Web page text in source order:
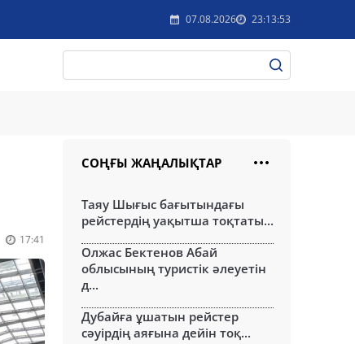
07.08.2026 23:13:53
17:41
СОҢҒЫ ЖАҢАЛЫҚТАР
Таяу Шығыс бағытындағы
рейстердің уақытша тоқтаты...
Олжас Бектенов Абай
облысының туристік әлеуетін
д...
Дубайға ұшатын рейстер
сәуірдің аяғына дейін тоқ...